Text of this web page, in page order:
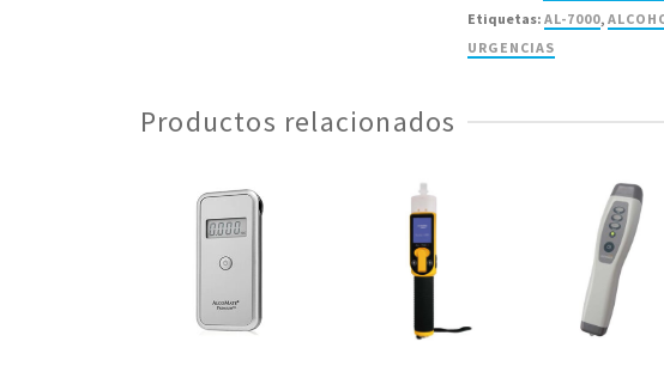
Caja
5
Etiquetas:AL-7000,
URGENCIAS
Productos relacionados